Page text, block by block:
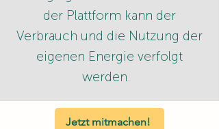
der Plattform kann der
Verbrauch und die Nutzung der
eigenen Energie verfolgt
werden.
Jetzt mitmachen!